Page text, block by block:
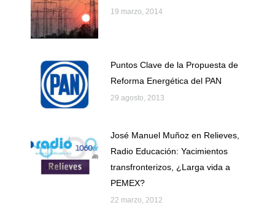
19 marzo, 2014
Puntos Clave de la Propuesta de
Reforma Energética del PAN
29 agosto, 2013
José Manuel Muñoz en Relieves,
Radio Educación: Yacimientos
transfronterizos, ¿Larga vida a
PEMEX?
22 marzo, 2012